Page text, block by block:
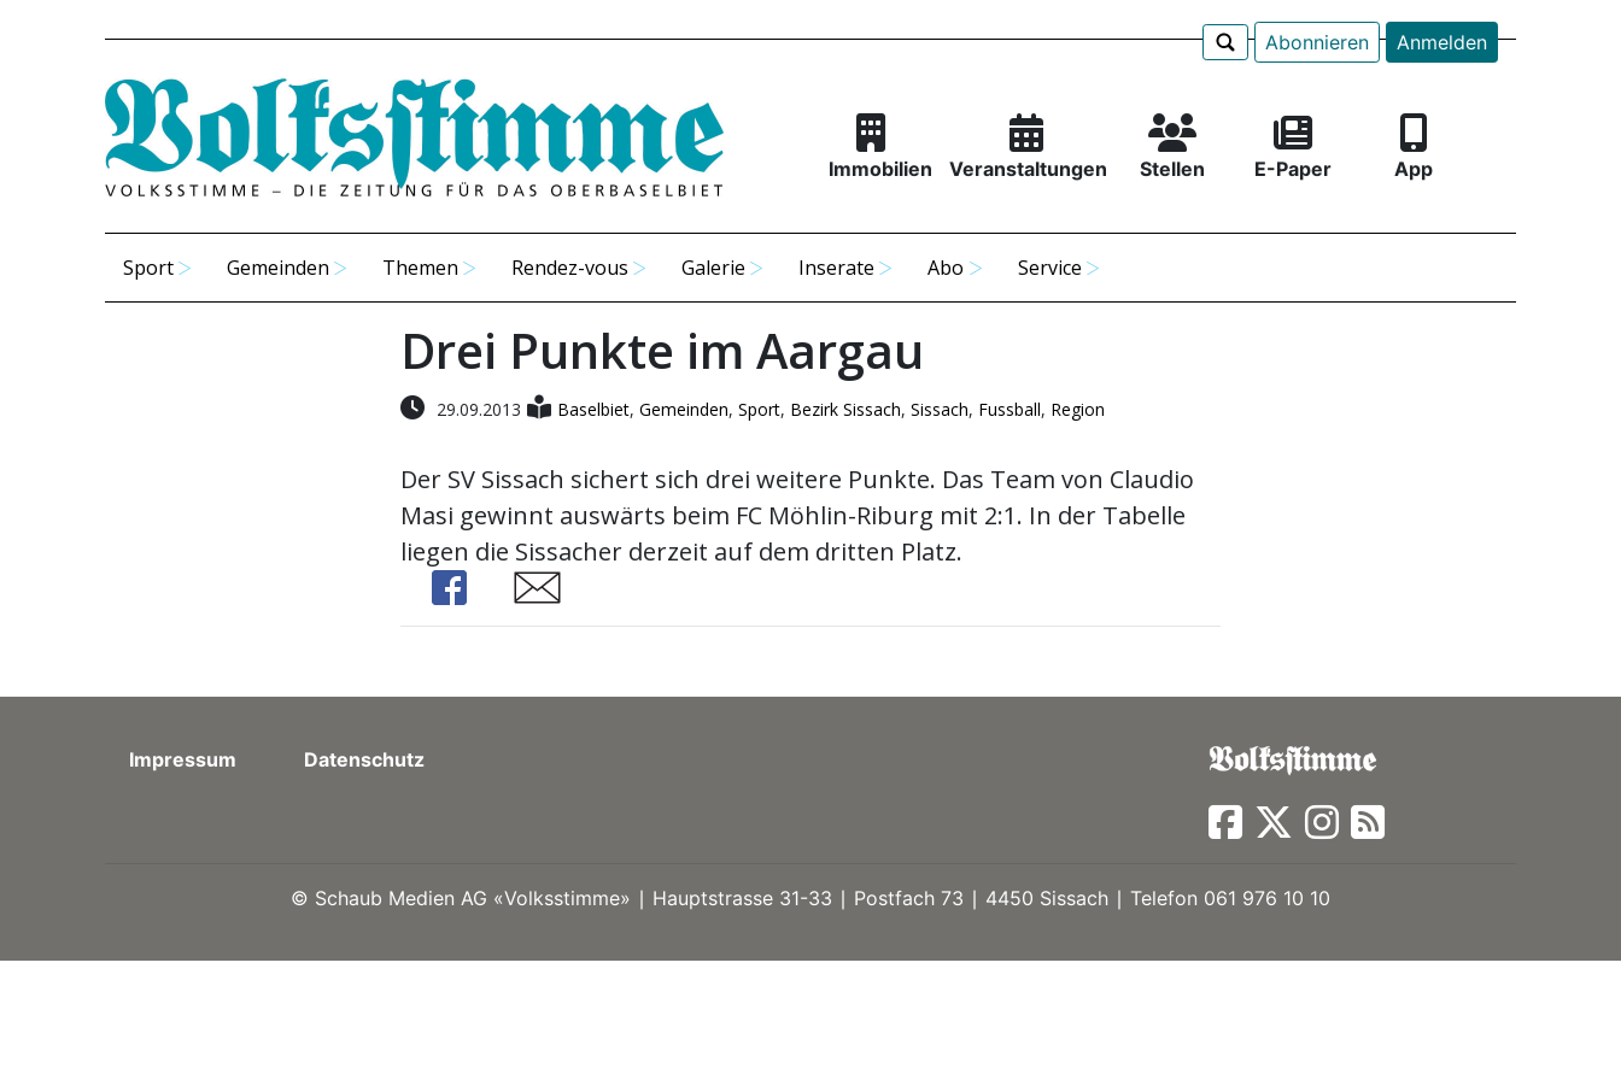
Abonnieren Anmelden
Immobilien Veranstaltungen Stellen E-Paper App
Sport Gemeinden Themen Rendez-vous Galerie Inserate Abo Service
Drei Punkte im Aargau
29.09.2013 Baselbiet, Gemeinden, Sport, Bezirk Sissach, Sissach, Fussball, Region
Der SV Sissach sichert sich drei weitere Punkte. Das Team von Claudio
Masi gewinnt auswärts beim FC Möhlin-Riburg mit 2:1. In der Tabelle
liegen die Sissacher derzeit auf dem dritten Platz.
Share
Share
Impressum Datenschutz
© Schaub Medien AG «Volksstimme» ∣ Hauptstrasse 31-33 ∣ Postfach 73 ∣ 4450 Sissach ∣ Telefon 061 976 10 10